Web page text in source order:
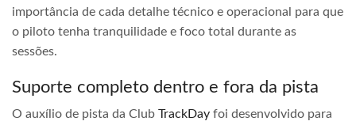
importância de cada detalhe técnico e operacional para que
o piloto tenha tranquilidade e foco total durante as
sessões.
Suporte completo dentro e fora da pista
O auxílio de pista da Club TrackDay foi desenvolvido para